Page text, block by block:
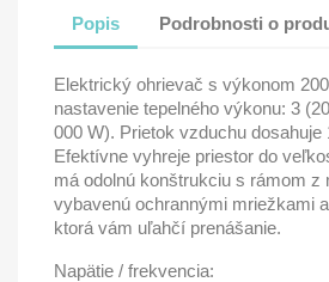
Popis Podrobnosti o
Elektrický ohrievač s výkonom
nastavenie tepelného výkonu: 3
000 W). Prietok vzduchu dosahuje
Efektívne vyhreje priestor do
má odolnú konštrukciu s rámom z
vybavenú ochrannými mriežkami
ktorá vám uľahčí prenášanie.
Napätie / frekvencia: